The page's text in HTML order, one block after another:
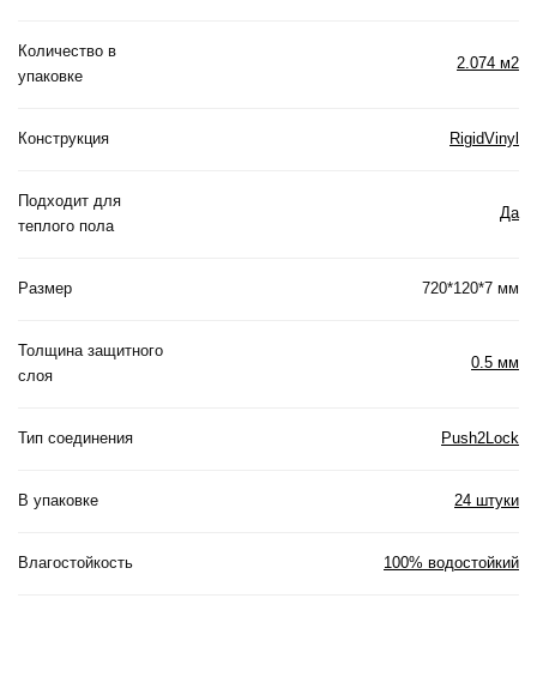
Количество в
упаковке
2.074 м2
Конструкция RigidVinyl
Подходит для
теплого пола
Да
Размер 720*120*7 мм
Толщина защитного
слоя
0.5 мм
Тип соединения Push2Lock
В упаковке 24 штуки
Влагостойкость 100% водостойкий